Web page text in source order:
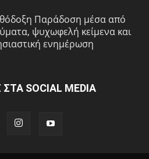
Παράδοση μέσα από
ψυχωφελή κείμενα και
ενημέρωση
SOCIAL MEDIA